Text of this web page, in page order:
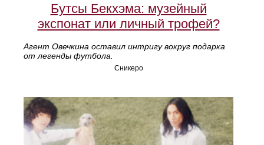
Бутсы Бекхэма: музейный
экспонат или личный трофей?
Агент Овечкина оставил интригу вокруг подарка
от легенды футбола.
Сникеро